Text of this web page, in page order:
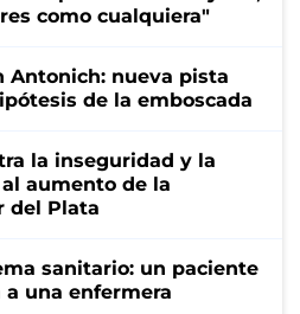
como cualquiera"
Antonich: nueva pista
de la emboscada
la inseguridad y la
aumento de la
del Plata
sanitario: un paciente
una enfermera